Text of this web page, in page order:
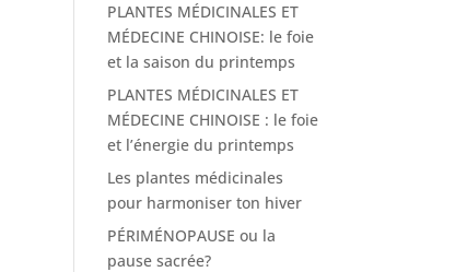
PLANTES MÉDICINALES ET
MÉDECINE CHINOISE: le foie
et la saison du printemps
PLANTES MÉDICINALES ET
MÉDECINE CHINOISE : le foie
et l’énergie du printemps
Les plantes médicinales
pour harmoniser ton hiver
PÉRIMÉNOPAUSE ou la
pause sacrée?